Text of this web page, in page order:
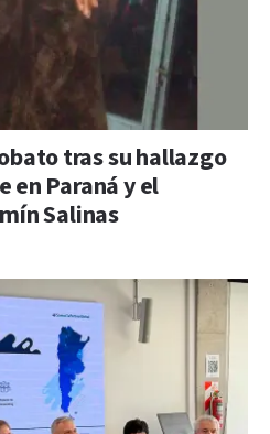
tras su hallazgo
en Paraná y el
Salinas